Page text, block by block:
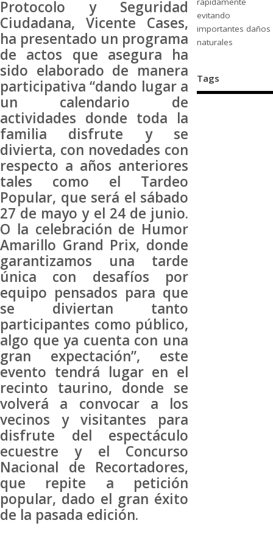
Protocolo y Seguridad
Ciudadana, Vicente Cases,
ha presentado un programa
de actos que asegura ha
sido elaborado de manera
participativa “dando lugar a
un calendario de
actividades donde toda la
familia disfrute y se
divierta, con novedades con
respecto a años anteriores
tales como el Tardeo
Popular, que será el sábado
27 de mayo y el 24 de junio.
O la celebración de Humor
Amarillo Grand Prix, donde
garantizamos una tarde
única con desafíos por
equipo pensados para que
se diviertan tanto
participantes como público,
algo que ya cuenta con una
gran expectación”, este
evento tendrá lugar en el
recinto taurino, donde se
volverá a convocar a los
vecinos y visitantes para
disfrute del espectáculo
ecuestre y el Concurso
Nacional de Recortadores,
que repite a petición
popular, dado el gran éxito
de la pasada edición.
evitando
importantes daños
naturales
Tags